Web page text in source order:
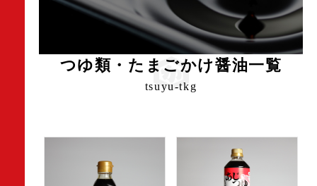
つゆ類・たまごかけ醤油一覧
tsuyu-tkg